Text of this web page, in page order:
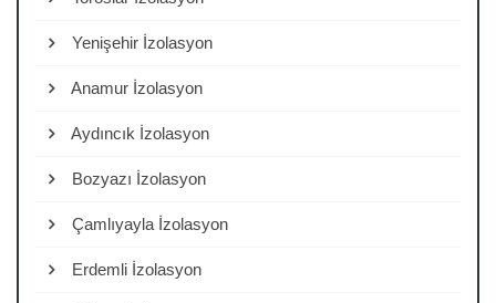
Yenişehir İzolasyon
Anamur İzolasyon
Aydıncık İzolasyon
Bozyazı İzolasyon
Çamlıyayla İzolasyon
Erdemli İzolasyon